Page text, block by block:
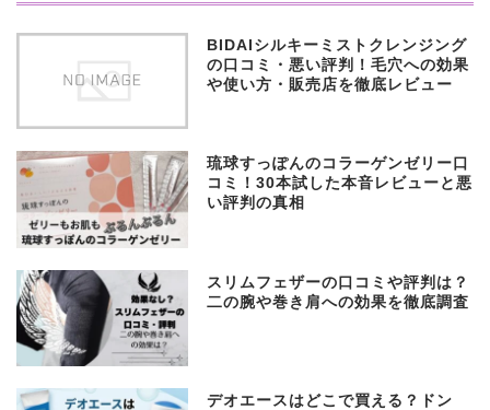
BIDAIシルキーミストクレンジング
の口コミ・悪い評判！毛穴への効果
や使い方・販売店を徹底レビュー
琉球すっぽんのコラーゲンゼリー口
コミ！30本試した本音レビューと悪
い評判の真相
スリムフェザーの口コミや評判は？
二の腕や巻き肩への効果を徹底調査
デオエースはどこで買える？ドン